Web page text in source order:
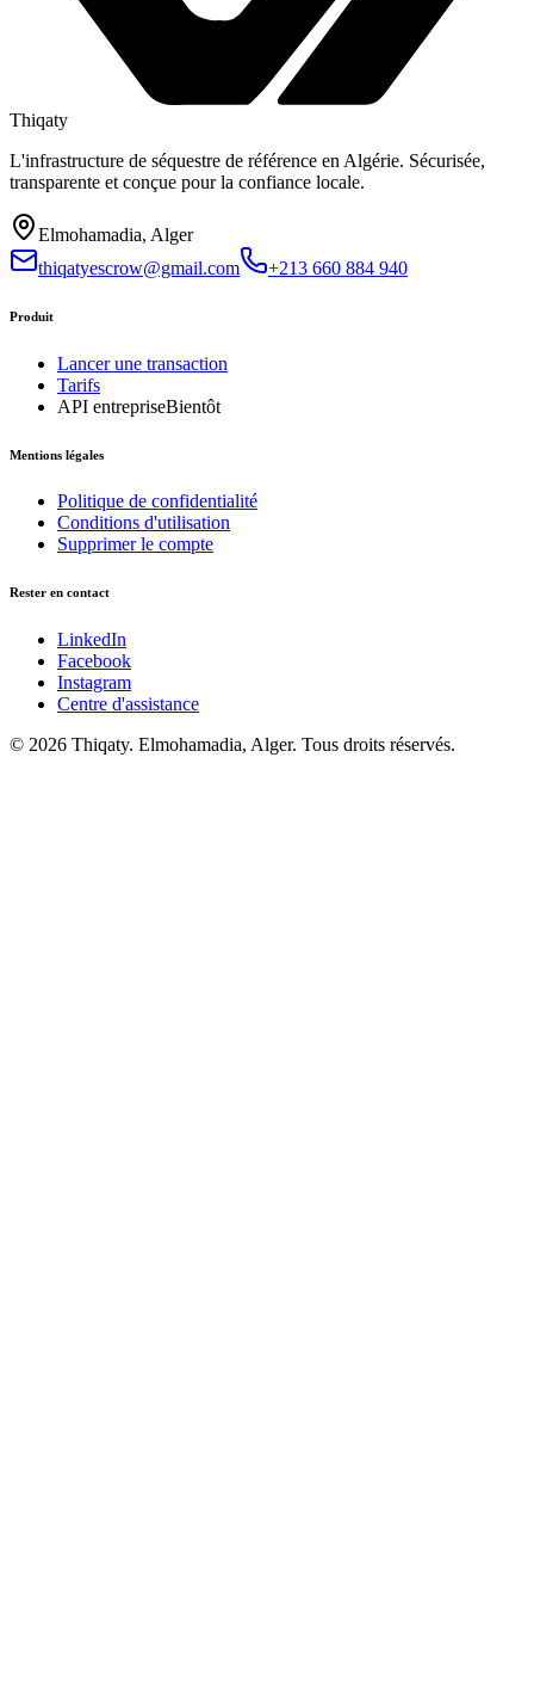
Thiqaty
L'infrastructure de séquestre de référence en Algérie. Sécurisée,
transparente et conçue pour la confiance locale.
Elmohamadia, Alger
thiqatyescrow@gmail.com
+213 660 884 940
Produit
Lancer une transaction
Tarifs
API entrepriseBientôt
Mentions légales
Politique de confidentialité
Conditions d'utilisation
Supprimer le compte
Rester en contact
LinkedIn
Facebook
Instagram
Centre d'assistance
© 2026 Thiqaty. Elmohamadia, Alger. Tous droits réservés.